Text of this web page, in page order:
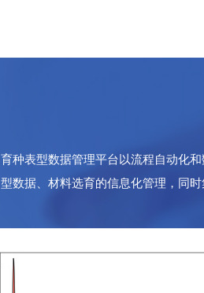
育种表型数据管理平台以流程自动化
型数据、材料选育的信息化管理，同